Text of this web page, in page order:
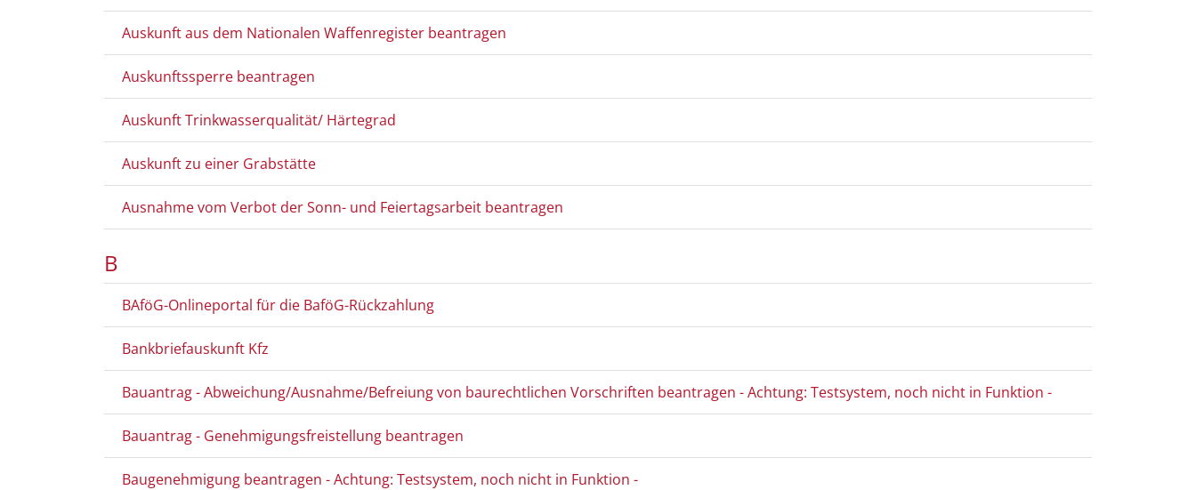
Auskunft aus dem Nationalen Waffenregister beantragen
Auskunftssperre beantragen
Auskunft Trinkwasserqualität/ Härtegrad
Auskunft zu einer Grabstätte
Ausnahme vom Verbot der Sonn- und Feiertagsarbeit beantragen
B
BAföG-Onlineportal für die BaföG-Rückzahlung
Bankbriefauskunft Kfz
Bauantrag - Abweichung/Ausnahme/Befreiung von baurechtlichen Vorschriften beantragen - Achtung: Testsystem, noch nicht in Funktion -
Bauantrag - Genehmigungsfreistellung beantragen
Baugenehmigung beantragen - Achtung: Testsystem, noch nicht in Funktion -